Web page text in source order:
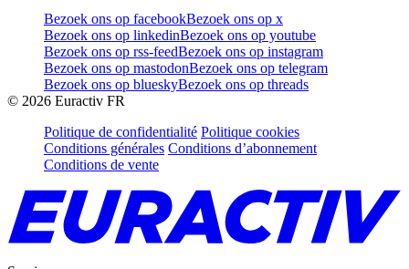
Bezoek ons op facebookBezoek ons op x
Bezoek ons op linkedinBezoek ons op youtube
Bezoek ons op rss-feedBezoek ons op instagram
Bezoek ons op mastodonBezoek ons op telegram
Bezoek ons op blueskyBezoek ons op threads
© 2026 Euractiv FR
Politique de confidentialité Politique cookies
Conditions générales Conditions d’abonnement
Conditions de vente